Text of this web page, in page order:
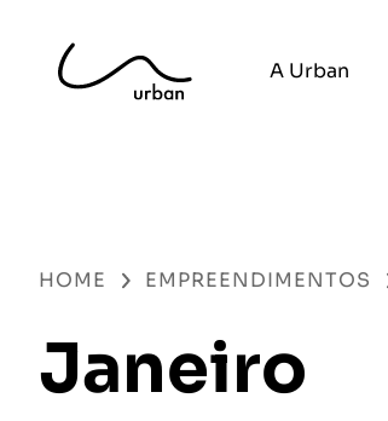
A Urban
HOME EMPREENDIMENTOS
Janeiro